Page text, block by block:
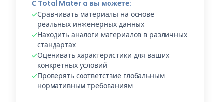
С Total Materia вы можете:
Сравнивать материалы на основе
реальных инженерных данных
Находить аналоги материалов в различных
стандартах
Оценивать характеристики для ваших
конкретных условий
Проверять соответствие глобальным
нормативным требованиям